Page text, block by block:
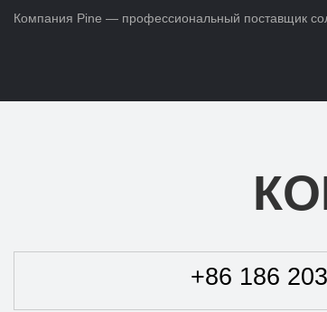
Компания Pine — профессиональный поставщик
+86 186